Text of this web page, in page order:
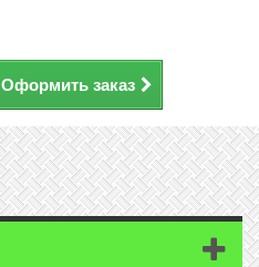
Оформить заказ